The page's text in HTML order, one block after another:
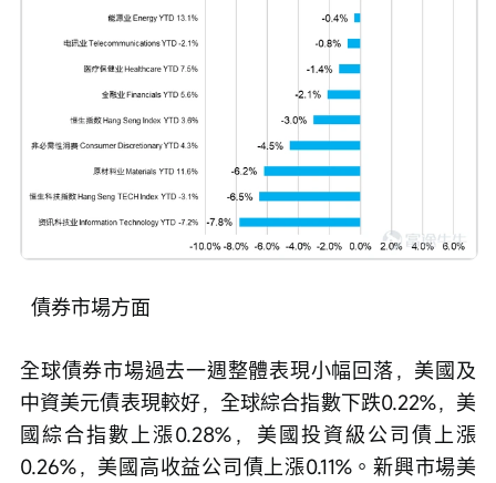
債券市場方面
全球債券市場過去一週整體表現小幅回落，美國及
中資美元債表現較好，全球綜合指數下跌0.22%，美
國綜合指數上漲0.28%，美國投資級公司債上漲
0.26%，美國高收益公司債上漲0.11%。新興市場美